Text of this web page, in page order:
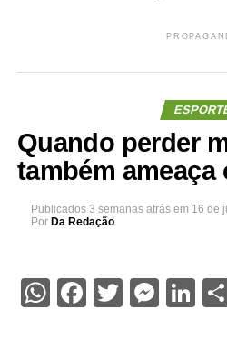
Quando perder
também ameaça
Publicados 3 semanas atrás em 16 de
Por Da Redação
WhatsApp
Facebook
Twitter